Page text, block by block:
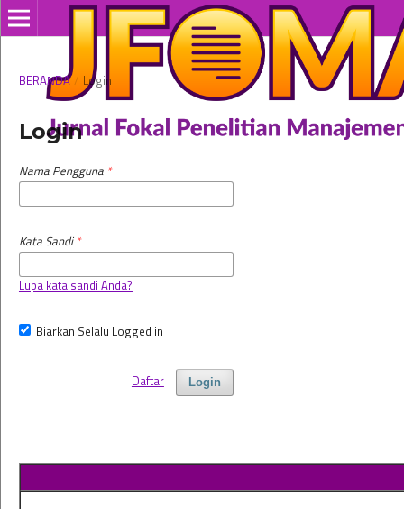
BERANDA / Login
Login
Nama Pengguna *
Kata Sandi *
Lupa kata sandi Anda?
Biarkan Selalu Logged in
Login
Daftar